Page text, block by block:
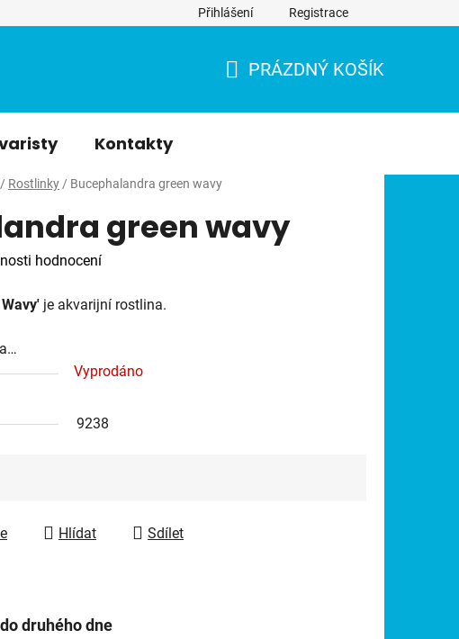
Přihlášení Registrace
PRÁZDNÝ KOŠÍK
Kontakty
/ Rostlinky / Bucephalandra green wavy
green wavy
hodnocení
je akvarijní rostlina.
Vyprodáno
9238
Hlídat Sdílet
druhého dne